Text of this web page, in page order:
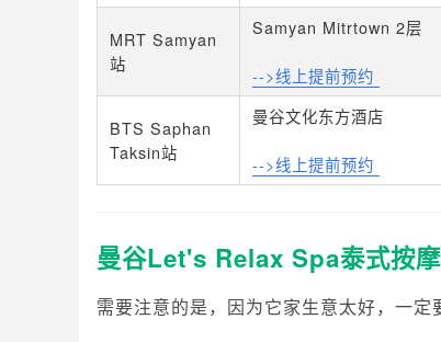
MRT Samyan
站
Samyan Mitrtown 2层
-->线上提前预约
BTS Saphan
Taksin站
曼谷文化东方酒店
-->线上提前预约
曼谷Let's Relax Spa泰式按
需要注意的是，因为它家生意太好，一定